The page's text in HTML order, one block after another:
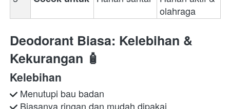
olahraga
Deodorant Biasa: Kelebihan &
Kekurangan 🧴
Kelebihan